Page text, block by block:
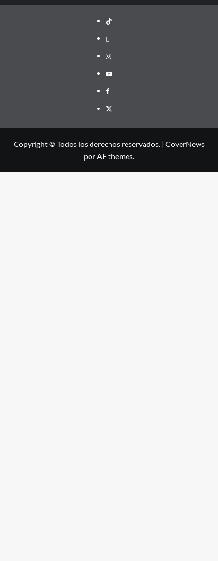
TikTok
threads
Instagram
Youtube
Facebook
X
Copyright © Todos los derechos reservados. | CoverNews
por AF themes.